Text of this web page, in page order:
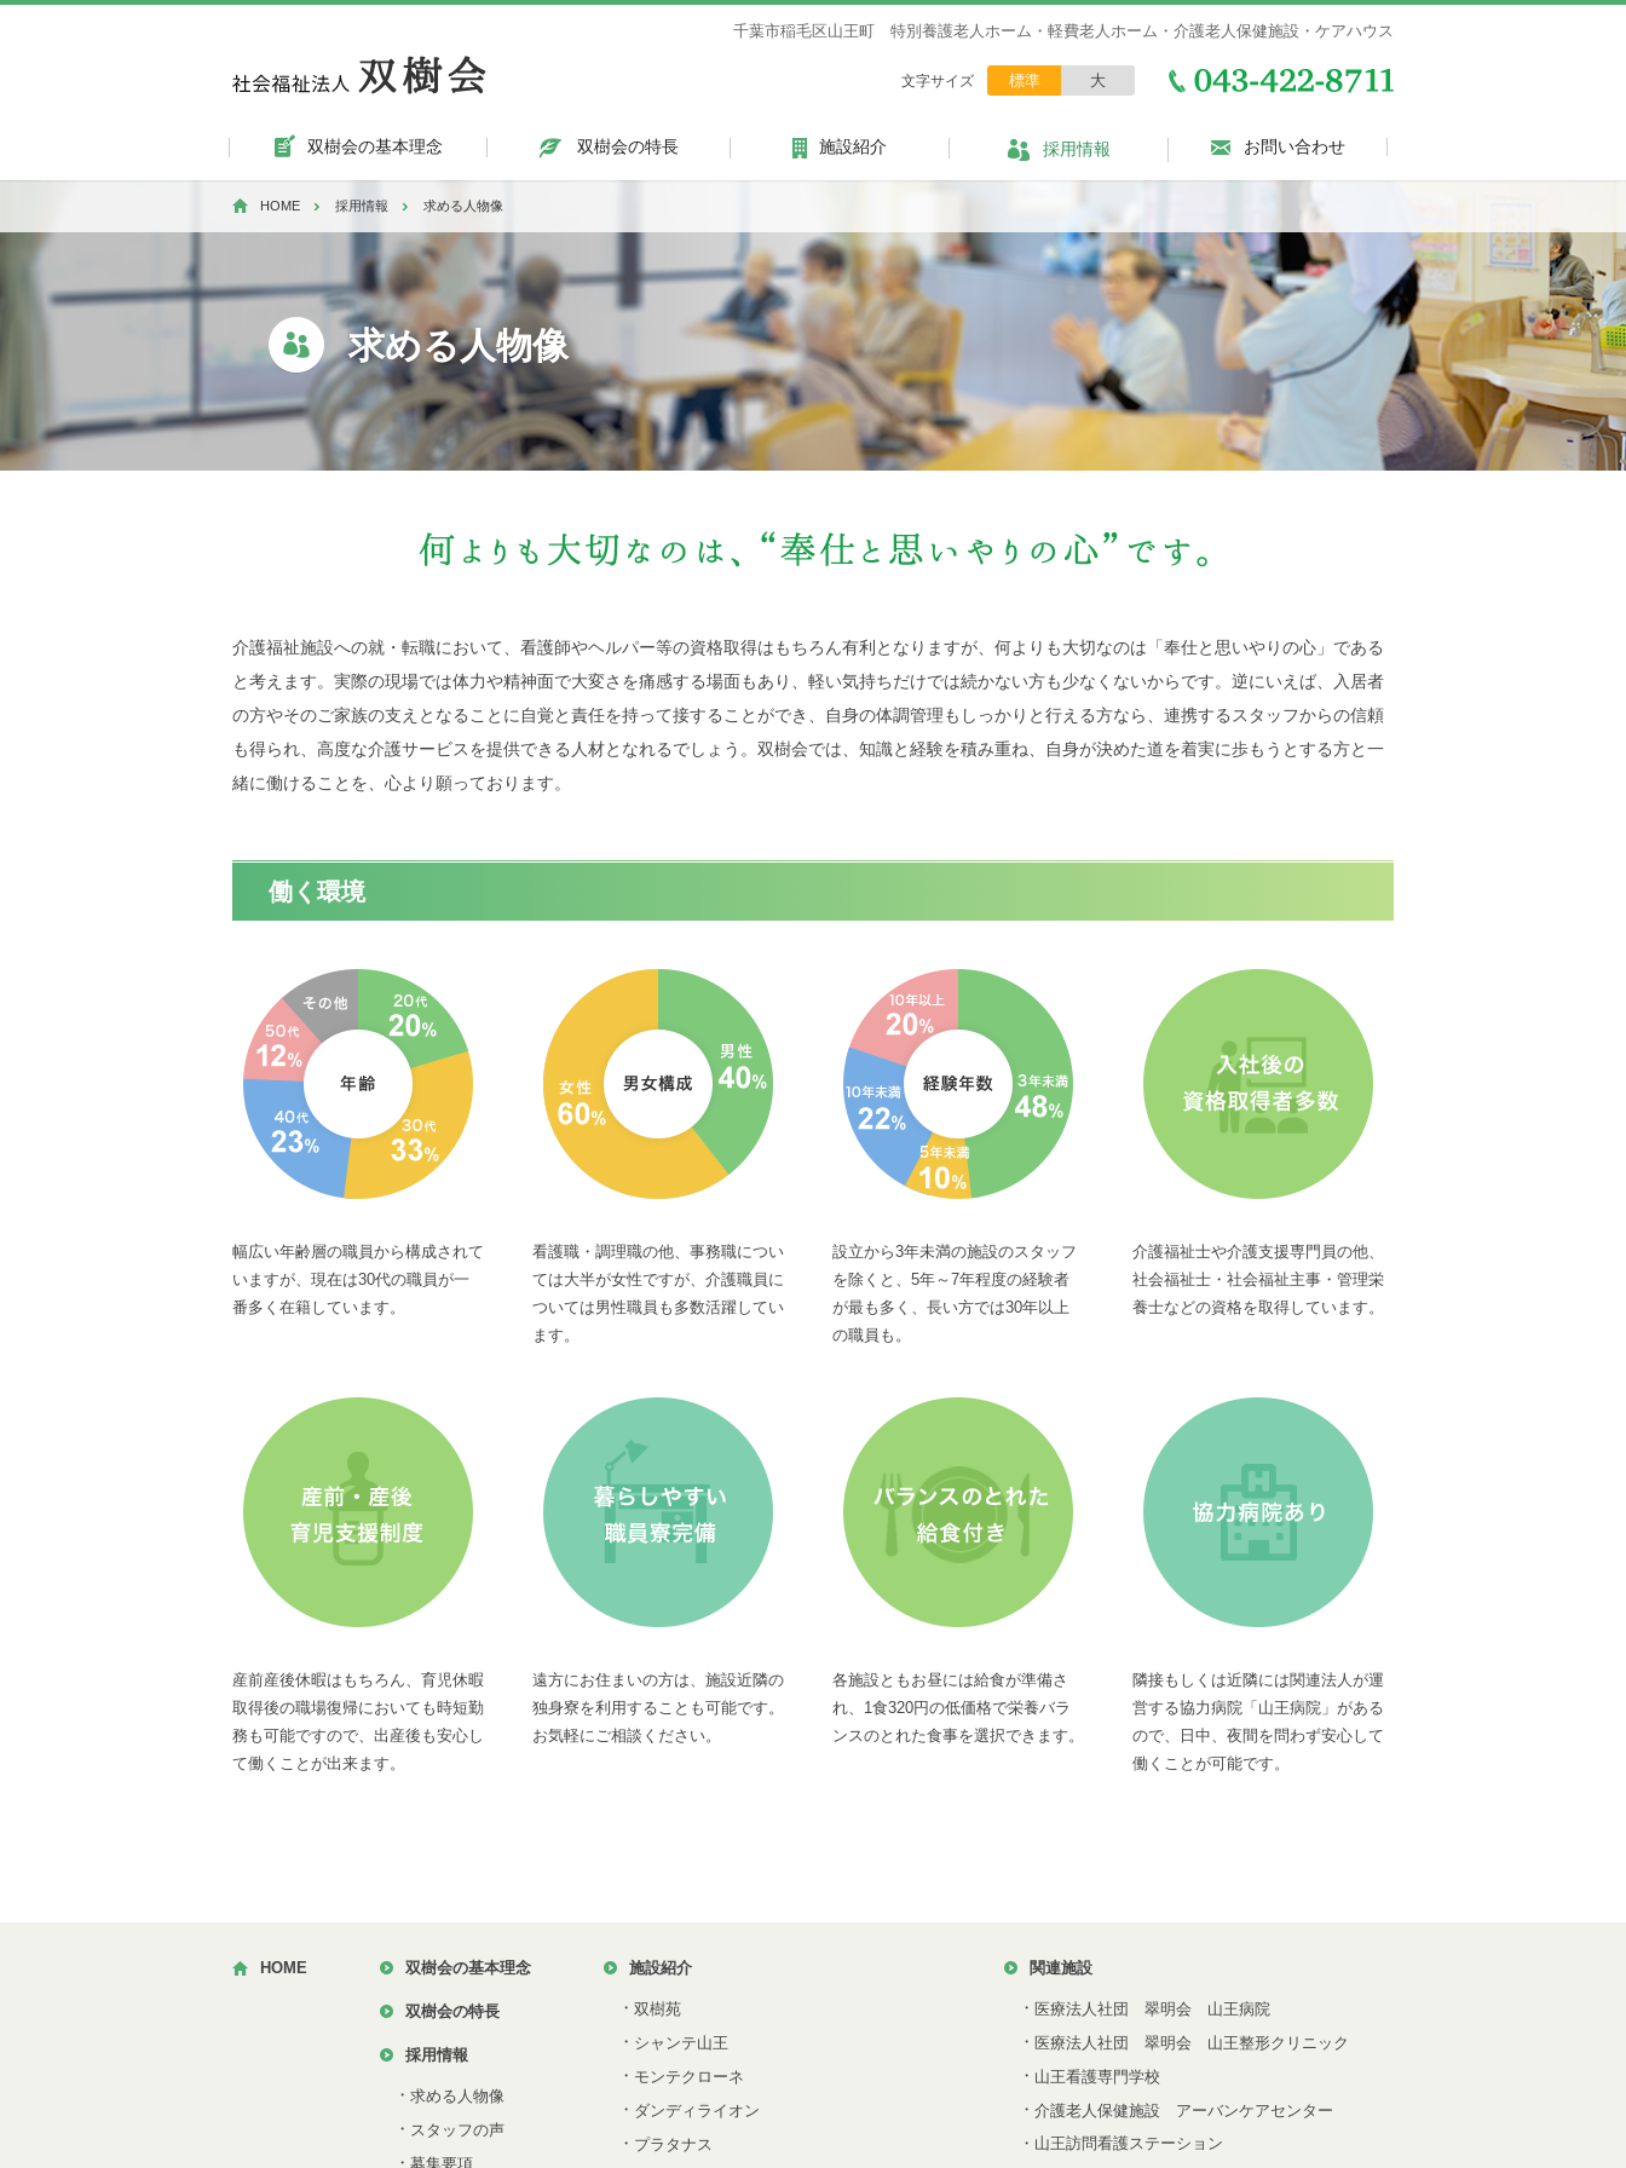
千葉市稲毛区山王町 特別養護老人ホーム・軽費老人ホーム・介護老人保健施設・ケアハウス
文字サイズ 標準 大
双樹会の基本理念 双樹会の特長 施設紹介 採用情報 お問い合わせ
HOME 採用情報 求める人物像
求める人物像
介護福祉施設への就・転職において、看護師やヘルパー等の資格取得はもちろん有利となりますが、何よりも大切なのは「奉仕と思いやりの心」である
と考えます。実際の現場では体力や精神面で大変さを痛感する場面もあり、軽い気持ちだけでは続かない方も少なくないからです。逆にいえば、入居者
の方やそのご家族の支えとなることに自覚と責任を持って接することができ、自身の体調管理もしっかりと行える方なら、連携するスタッフからの信頼
も得られ、高度な介護サービスを提供できる人材となれるでしょう。双樹会では、知識と経験を積み重ね、自身が決めた道を着実に歩もうとする方と一
緒に働けることを、心より願っております。
働く環境
幅広い年齢層の職員から構成されて
いますが、現在は30代の職員が一
番多く在籍しています。
看護職・調理職の他、事務職につい
ては大半が女性ですが、介護職員に
ついては男性職員も多数活躍してい
ます。
設立から3年未満の施設のスタッフ
を除くと、5年～7年程度の経験者
が最も多く、長い方では30年以上
の職員も。
介護福祉士や介護支援専門員の他、
社会福祉士・社会福祉主事・管理栄
養士などの資格を取得しています。
産前産後休暇はもちろん、育児休暇
取得後の職場復帰においても時短勤
務も可能ですので、出産後も安心し
て働くことが出来ます。
遠方にお住まいの方は、施設近隣の
独身寮を利用することも可能です。
お気軽にご相談ください。
各施設ともお昼には給食が準備さ
れ、1食320円の低価格で栄養バラ
ンスのとれた食事を選択できます。
隣接もしくは近隣には関連法人が運
営する協力病院「山王病院」がある
ので、日中、夜間を問わず安心して
働くことが可能です。
HOME 双樹会の基本理念
双樹会の特長
採用情報
・ 求める人物像
・ スタッフの声
・ 募集要項
施設紹介
・ 双樹苑
・ シャンテ山王
・ モンテクローネ
・ ダンディライオン
・ プラタナス
関連施設
・ 医療法人社団 翠明会 山王病院
・ 医療法人社団 翠明会 山王整形クリニック
・ 山王看護専門学校
・ 介護老人保健施設 アーバンケアセンター
・山王訪問看護ステーション